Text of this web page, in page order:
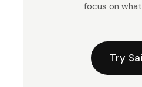
focus on
Try Sai